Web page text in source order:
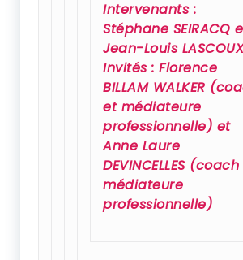
Intervenants :
Stéphane SEIRACQ
Jean-Louis LASCOUX
Invités : Florence
BILLAM WALKER
et médiateure
professionnelle) et
Anne Laure
DEVINCELLES
médiateure
professionnelle)